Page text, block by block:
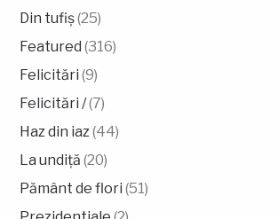
Din tufiș(25)
Featured (316)
Felicitări (9)
Felicitări /(7)
Haz din iaz(44)
La undiță (20)
Pământ de flori (51)